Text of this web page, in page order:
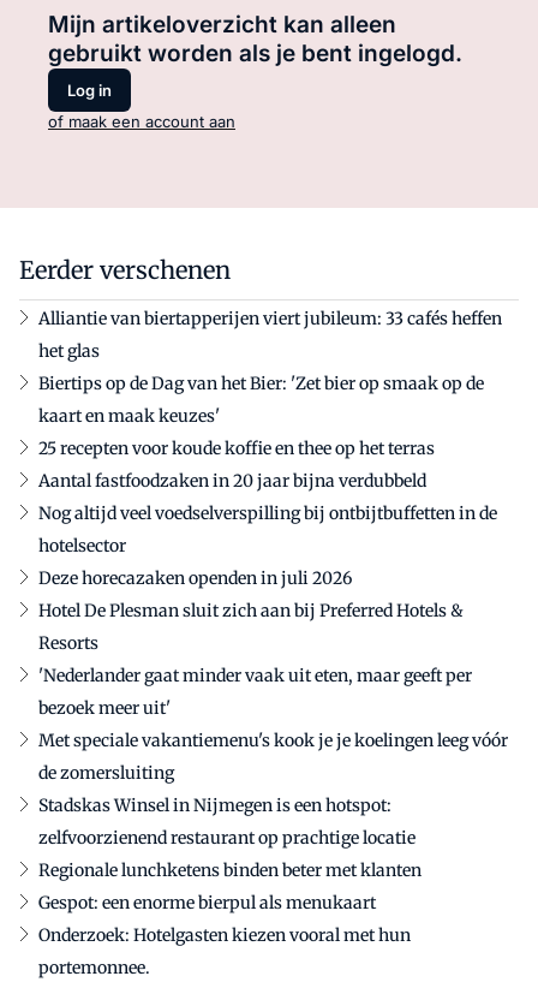
Mijn artikeloverzicht kan alleen
gebruikt worden als je bent ingelogd.
Log in
of maak een account aan
Eerder verschenen
Alliantie van biertapperijen viert jubileum: 33 cafés heffen
het glas
Biertips op de Dag van het Bier: 'Zet bier op smaak op de
kaart en maak keuzes'
25 recepten voor koude koffie en thee op het terras
Aantal fastfoodzaken in 20 jaar bijna verdubbeld
Nog altijd veel voedselverspilling bij ontbijtbuffetten in de
hotelsector
Deze horecazaken openden in juli 2026
Hotel De Plesman sluit zich aan bij Preferred Hotels &
Resorts
'Nederlander gaat minder vaak uit eten, maar geeft per
bezoek meer uit'
Met speciale vakantiemenu's kook je je koelingen leeg vóór
de zomersluiting
Stadskas Winsel in Nijmegen is een hotspot:
zelfvoorzienend restaurant op prachtige locatie
Regionale lunchketens binden beter met klanten
Gespot: een enorme bierpul als menukaart
Onderzoek: Hotelgasten kiezen vooral met hun
portemonnee.